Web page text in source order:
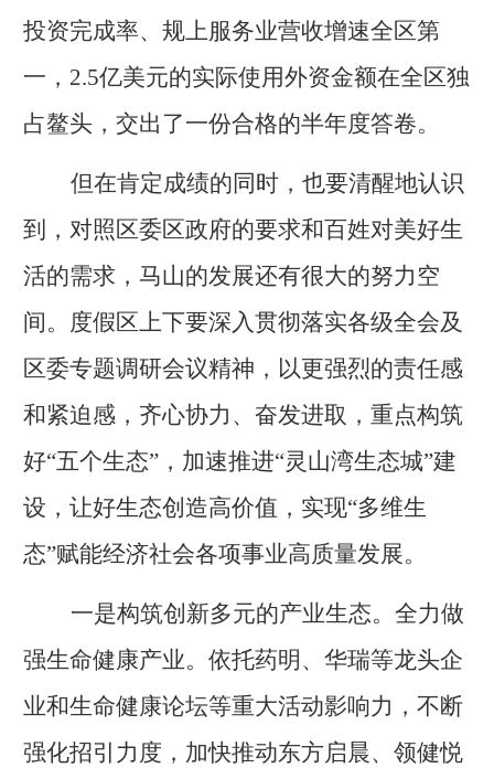
投资完成率、规上服务业营收增速全区第
一，2.5亿美元的实际使用外资金额在全区独
占鳌头，交出了一份合格的半年度答卷。
但在肯定成绩的同时，也要清醒地认识
到，对照区委区政府的要求和百姓对美好生
活的需求，马山的发展还有很大的努力空
间。度假区上下要深入贯彻落实各级全会及
区委专题调研会议精神，以更强烈的责任感
和紧迫感，齐心协力、奋发进取，重点构筑
好“五个生态”，加速推进“灵山湾生态城”建
设，让好生态创造高价值，实现“多维生
态”赋能经济社会各项事业高质量发展。
一是构筑创新多元的产业生态。 全力做
强生命健康产业。依托药明、华瑞等龙头企
业和生命健康论坛等重大活动影响力，不断
强化招引力度，加快推动东方启晨、领健悦